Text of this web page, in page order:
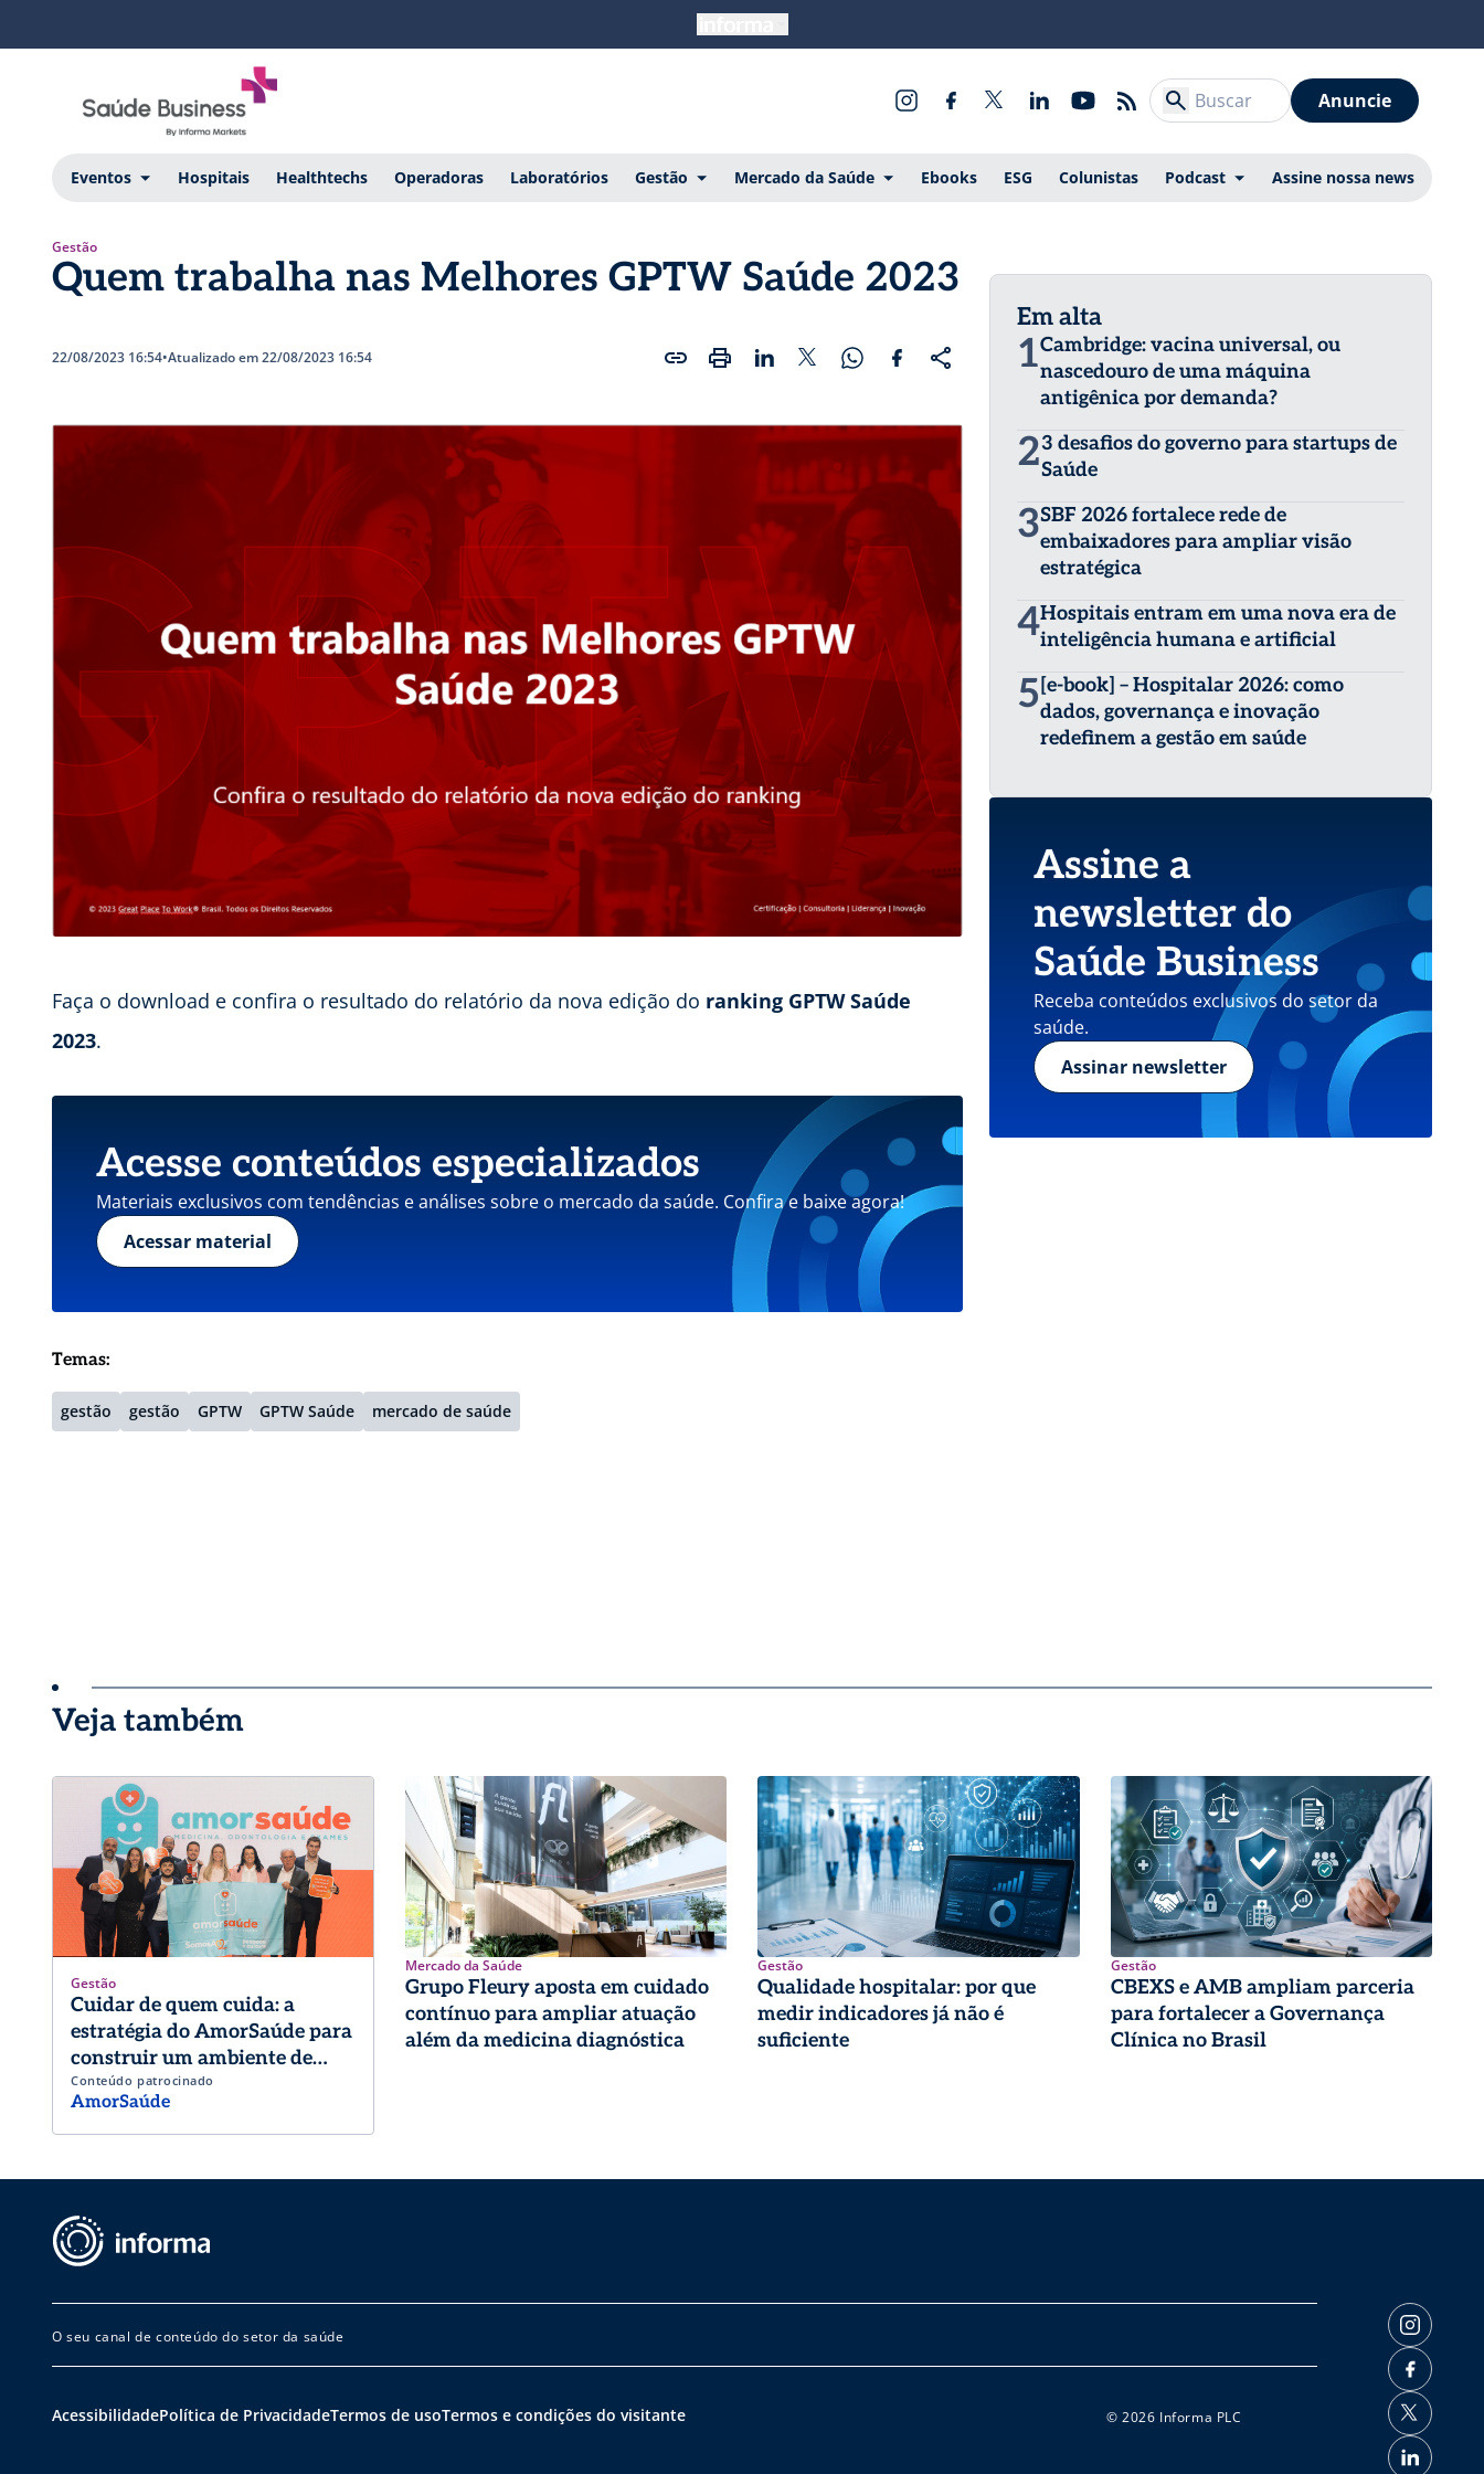
Anuncie
Eventos Hospitais Healthtechs Operadoras Laboratórios Gestão Mercado da Saúde Ebooks ESG Colunistas Podcast Assine nossa news
Gestão
Quem trabalha nas Melhores GPTW Saúde 2023
22/08/2023 16:54•Atualizado em 22/08/2023 16:54
Faça o download e confira o resultado do relatório da nova edição do ranking GPTW Saúde
2023.
Acesse conteúdos especializados
Materiais exclusivos com tendências e análises sobre o mercado da saúde. Confira e baixe agora!
Acessar material
Temas:
gestão gestão GPTW GPTW Saúde mercado de saúde
Em alta
1Cambridge: vacina universal, ou
nascedouro de uma máquina
antigênica por demanda?
23 desafios do governo para startups de
Saúde
3SBF 2026 fortalece rede de
embaixadores para ampliar visão
estratégica
4Hospitais entram em uma nova era de
inteligência humana e artificial
5 [e-book] – Hospitalar 2026: como
dados, governança e inovação
redefinem a gestão em saúde
Assine a
newsletter do
Saúde Business
Receba conteúdos exclusivos do setor da
saúde.
Assinar newsletter
Veja também
Gestão
Cuidar de quem cuida: a
estratégia do AmorSaúde para
construir um ambiente de
trabalho de excelência
Conteúdo patrocinado
AmorSaúde
Mercado da Saúde
Grupo Fleury aposta em cuidado
contínuo para ampliar atuação
além da medicina diagnóstica
Gestão
Qualidade hospitalar: por que
medir indicadores já não é
suficiente
Gestão
CBEXS e AMB ampliam parceria
para fortalecer a Governança
Clínica no Brasil
O seu canal de conteúdo do setor da saúde
AcessibilidadePolítica de PrivacidadeTermos de usoTermos e condições do visitante © 2026 Informa PLC